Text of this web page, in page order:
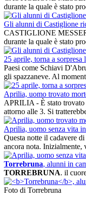
durante la quale è stato
Gli alunni di Castiglione
CASTIGLIONE
durante la quale è stato
25 aprile, torna a
Paesi come Schiavi
gli spazzaneve. Al
Aprilia, uomo trovato
APRILIA - È stato trovato
attorno alle 3. Si
Aprilia, uomo senza vita
Questa notte il cadavere
ancora nota. Inizialmente,
Torrebruna, alunni in
TORREBRUNA. il
Foto di Torrebruna